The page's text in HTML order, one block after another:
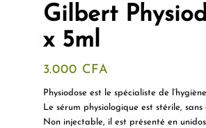
Gilbert
x 5ml
3.000 CFA
Physiodose est le spécialiste de l’
Le sérum physiologiqueest stérile, sans
Non injectable, il est présenté en